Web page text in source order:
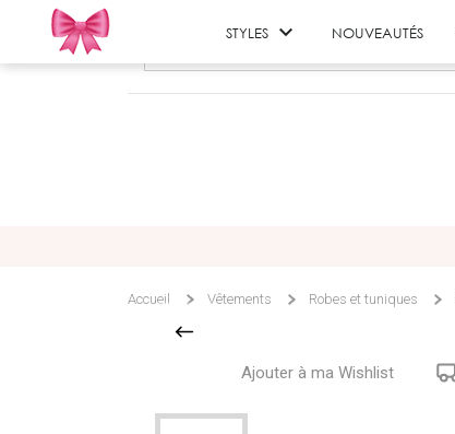
STYLES  NOUVEAUTÉS
Accueil Vêtements Robes et tuniques
Ajouter à ma Wishlist